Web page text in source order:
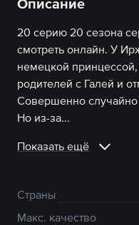
Описание
20 серию 20 сезона
смотреть онлайн. У
немецкой
родителей с Галей и
Совершенно
Но из-за...
Показать ещё
Страны
Макс. качество